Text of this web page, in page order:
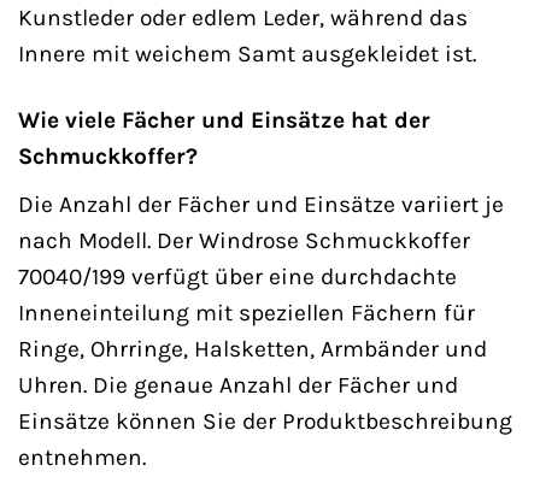
Kunstleder oder edlem Leder, während das
Innere mit weichem Samt ausgekleidet ist.
Wie viele Fächer und Einsätze hat der
Schmuckkoffer?
Die Anzahl der Fächer und Einsätze variiert je
nach Modell. Der Windrose Schmuckkoffer
70040/199 verfügt über eine durchdachte
Inneneinteilung mit speziellen Fächern für
Ringe, Ohrringe, Halsketten, Armbänder und
Uhren. Die genaue Anzahl der Fächer und
Einsätze können Sie der Produktbeschreibung
entnehmen.